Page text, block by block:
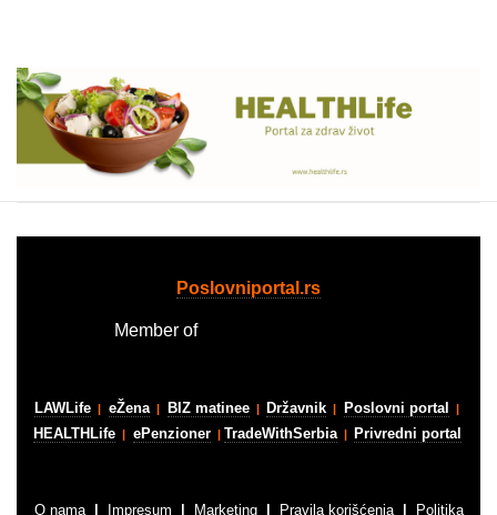
Poslovniportal.rs
Member of
LAWLife | eŽena | BIZ matinee | Državnik | Poslovni portal |
HEALTHLife | ePenzioner | TradeWithSerbia | Privredni portal
O nama Impresum Marketing Pravila korišćenja Politika